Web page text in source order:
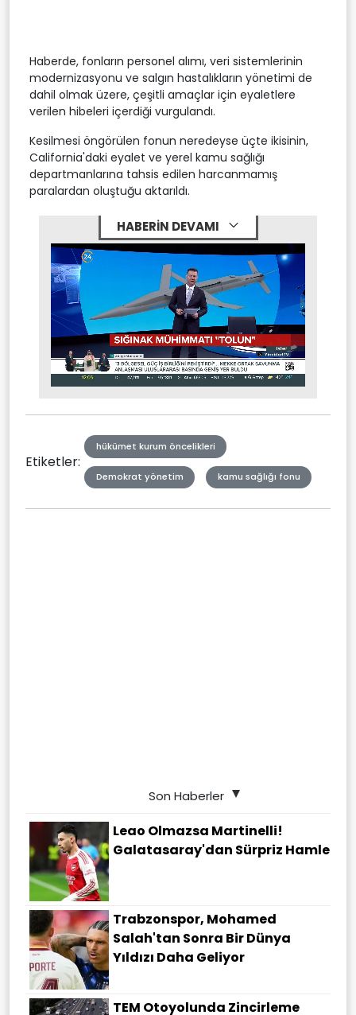
Haberde, fonların personel alımı, veri sistemlerinin
modernizasyonu ve salgın hastalıkların yönetimi de
dahil olmak üzere, çeşitli amaçlar için eyaletlere
verilen hibeleri içerdiği vurgulandı.
Kesilmesi öngörülen fonun neredeyse üçte ikisinin,
California'daki eyalet ve yerel kamu sağlığı
departmanlarına tahsis edilen harcanmamış
paralardan oluştuğu aktarıldı.
HABERİN DEVAMI
Mute Stream
Etiketler:
hükümet kurum öncelikleri
Demokrat yönetim kamu sağlığı fonu
Son Haberler
Leao Olmazsa Martinelli!
Galatasaray'dan Sürpriz Hamle
Trabzonspor, Mohamed
Salah'tan Sonra Bir Dünya
Yıldızı Daha Geliyor
TEM Otoyolunda Zincirleme